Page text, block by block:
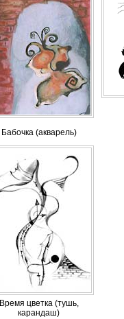
Бабочка (акварель)
Время цветка (тушь,
карандаш)